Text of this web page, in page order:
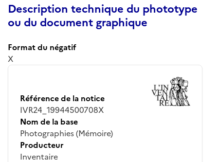
Description technique du phototype
ou du document graphique
Format du négatif
X
Référence de la notice
IVR24_19944500708X
Nom de la base
Photographies (Mémoire)
Producteur
Inventaire